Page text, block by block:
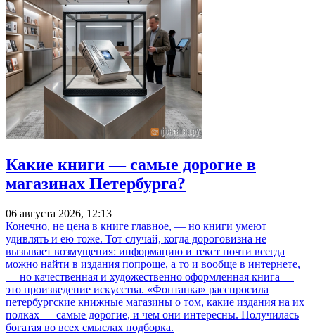
Какие книги — самые дорогие в
магазинах Петербурга?
06 августа 2026, 12:13
Конечно, не цена в книге главное, — но книги умеют
удивлять и ею тоже. Тот случай, когда дороговизна не
вызывает возмущения: информацию и текст почти всегда
можно найти в издания попроще, а то и вообще в интернете,
— но качественная и художественно оформленная книга —
это произведение искусства. «Фонтанка» расспросила
петербургские книжные магазины о том, какие издания на их
полках — самые дорогие, и чем они интересны. Получилась
богатая во всех смыслах подборка.